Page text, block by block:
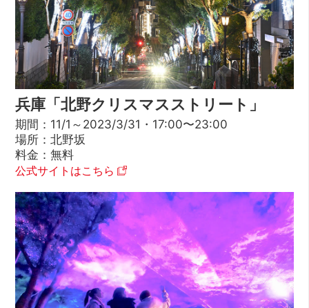
兵庫「北野クリスマスストリート」
期間：11/1～2023/3/31・17:00〜23:00
場所：北野坂
料金：無料
公式サイトはこちら